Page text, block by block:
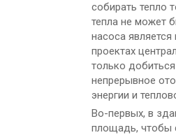
собирать тепло
тепла не может
насоса
проектах
только
непрерывное
энергии и
Во-первых, в
площадь, чтобы